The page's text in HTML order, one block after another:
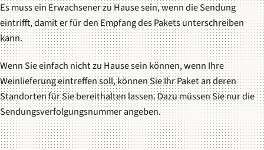
Es muss ein Erwachsener zu Hause sein, wenn die Sendung
eintrifft, damit er für den Empfang des Pakets unterschreiben
kann.
Wenn Sie einfach nicht zu Hause sein können, wenn Ihre
Weinlieferung eintreffen soll, können Sie Ihr Paket an deren
Standorten für Sie bereithalten lassen. Dazu müssen Sie nur die
Sendungsverfolgungsnummer angeben.